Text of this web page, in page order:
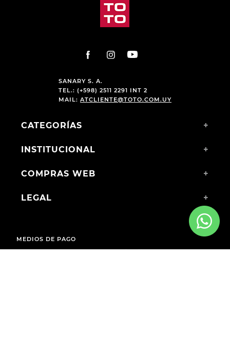
SANARY S. A.
TEL.: (+598) 2511 2291 INT 2
MAIL: ATCLIENTE@TOTO.COM.UY
CATEGORÍAS +
INSTITUCIONAL +
COMPRAS WEB +
LEGAL +
MEDIOS DE PAGO